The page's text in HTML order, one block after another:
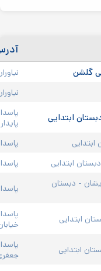
نیاوران، روبروی اطلس
پاسداران، گلستان
پایدار فرد و شهید اسلامی
پاسداران، بوستان ۵، نبش گلشن، پلاک ۱۳
پاسداران، انتهای
پاسداران، گلستان
پاسداران، میدان
خیابان شهید جعفری،
پاسداران، خیابان
جعفری، پلاک ۴۶